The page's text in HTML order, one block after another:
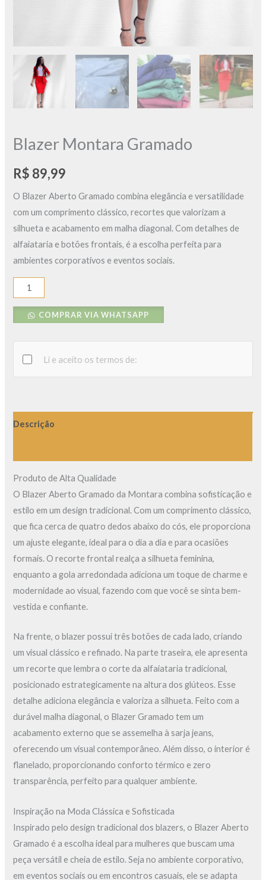
Blazer Montara Gramado
R$ 89,99
O Blazer Aberto Gramado combina elegância e versatilidade
com um comprimento clássico, recortes que valorizam a
silhueta e acabamento em malha diagonal. Com detalhes de
alfaiataria e botões frontais, é a escolha perfeita para
ambientes corporativos e eventos sociais.
COMPRAR VIA WHATSAPP
Li e aceito os termos de:
Descrição
Produto de Alta Qualidade
O Blazer Aberto Gramado da Montara combina sofisticação e
estilo em um design tradicional. Com um comprimento clássico,
que fica cerca de quatro dedos abaixo do cós, ele proporciona
um ajuste elegante, ideal para o dia a dia e para ocasiões
formais. O recorte frontal realça a silhueta feminina,
enquanto a gola arredondada adiciona um toque de charme e
modernidade ao visual, fazendo com que você se sinta bem-
vestida e confiante.
Na frente, o blazer possui três botões de cada lado, criando
um visual clássico e refinado. Na parte traseira, ele apresenta
um recorte que lembra o corte da alfaiataria tradicional,
posicionado estrategicamente na altura dos glúteos. Esse
detalhe adiciona elegância e valoriza a silhueta. Feito com a
durável malha diagonal, o Blazer Gramado tem um
acabamento externo que se assemelha à sarja jeans,
oferecendo um visual contemporâneo. Além disso, o interior é
flanelado, proporcionando conforto térmico e zero
transparência, perfeito para qualquer ambiente.
Inspiração na Moda Clássica e Sofisticada
Inspirado pelo design tradicional dos blazers, o Blazer Aberto
Gramado é a escolha ideal para mulheres que buscam uma
peça versátil e cheia de estilo. Seja no ambiente corporativo,
em eventos sociais ou em encontros casuais, ele se adapta